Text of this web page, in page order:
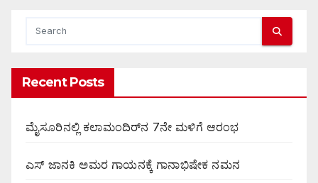
Recent Posts
ಮೈಸೂರಿನಲ್ಲಿ ಕಲಾಮಂದಿರ್‌ನ 7ನೇ ಮಳಿಗೆ ಆರಂಭ
ಎಸ್ ಜಾನಕಿ ಅಮರ ಗಾಯನಕ್ಕೆ ಗಾನಾಭಿಷೇಕ ನಮನ